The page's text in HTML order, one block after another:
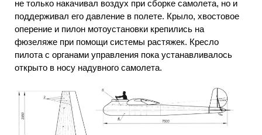
не только накачивал воздух при сборке самолета, но и
поддерживал его давление в полете. Крыло, хвостовое
оперение и пилон мотоустановки крепились на
фюзеляже при помощи системы растяжек. Кресло
пилота с органами управления пока устанавливалось
открыто в носу надувного самолета.